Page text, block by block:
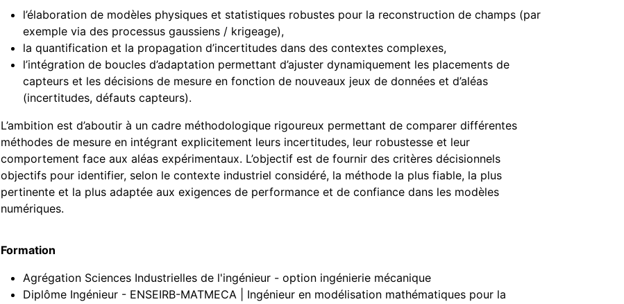
l’élaboration de modèles physiques et statistiques robustes pour la reconstruction de champs (par
exemple via des processus gaussiens / krigeage),
la quantification et la propagation d’incertitudes dans des contextes complexes,
l’intégration de boucles d’adaptation permettant d’ajuster dynamiquement les placements de
capteurs et les décisions de mesure en fonction de nouveaux jeux de données et d’aléas
(incertitudes, défauts capteurs).
L’ambition est d’aboutir à un cadre méthodologique rigoureux permettant de comparer différentes
méthodes de mesure en intégrant explicitement leurs incertitudes, leur robustesse et leur
comportement face aux aléas expérimentaux. L’objectif est de fournir des critères décisionnels
objectifs pour identifier, selon le contexte industriel considéré, la méthode la plus fiable, la plus
pertinente et la plus adaptée aux exigences de performance et de confiance dans les modèles
numériques.
Formation
Agrégation Sciences Industrielles de l'ingénieur - option ingénierie mécanique
Diplôme Ingénieur - ENSEIRB-MATMECA | Ingénieur en modélisation mathématiques pour la